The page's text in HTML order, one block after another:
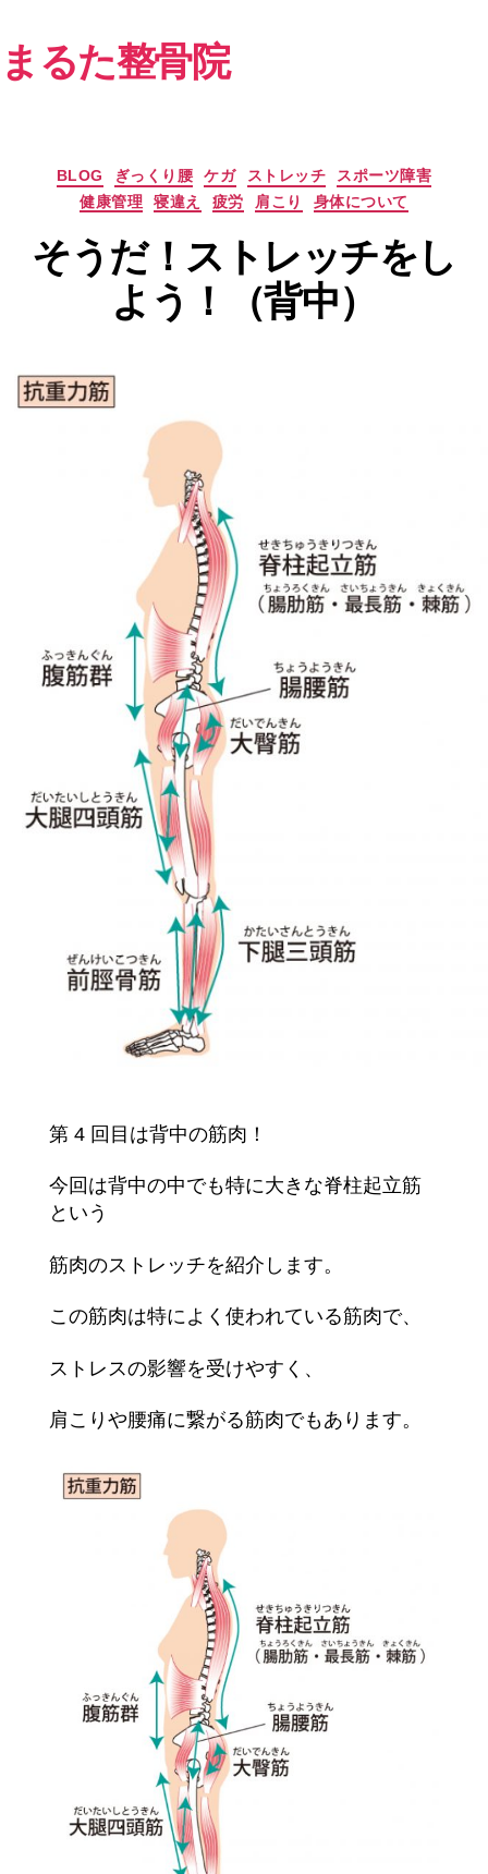
まるた整骨院
カ
テ
リ
ー
BLOG ぎっくり腰 ケガ ストレッチ
スポーツ障害
健康管理
寝違え 疲労 肩こり 身体について
そうだ！ストレッチをし
よう！（背中）
第 4 回目は背中の筋肉！
今回は背中の中でも特に大きな脊柱起立筋
という
筋肉のストレッチを紹介します。
この筋肉は特によく使われている筋肉で、
ストレスの影響を受けやすく、
肩こりや腰痛に繋がる筋肉でもあります。